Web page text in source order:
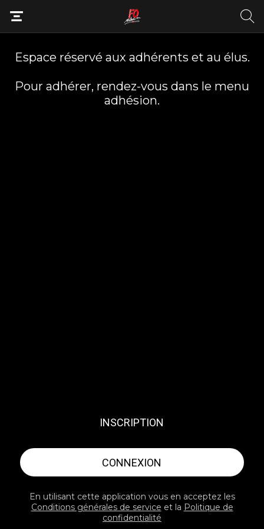
Espace réservé aux adhérents et au élus.
Pour adhérer, rendez-vous dans le menu
adhésion.
INSCRIPTION
CONNEXION
En utilisant cette application vous en acceptez les
Conditions générales de service et la Politique de
confidentialité